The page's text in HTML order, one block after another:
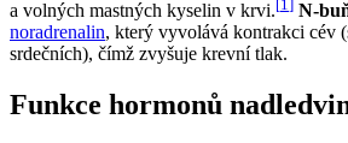
a volných mastných kyselin v krvi.[1 ] N-
noradrenalin, který vyvolává kontrakci cév
srdečních), čímž zvyšuje krevní tlak.
Funkce hormonů